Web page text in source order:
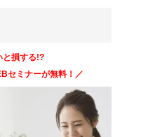
と損する!?
セミナーが無料！／